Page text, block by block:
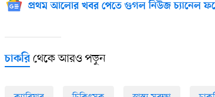
প্রথম আলোর খবর পেতে গুগল নিউজ চ্যানেল
চাকরিথেকে আরও পড়ুন